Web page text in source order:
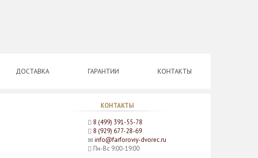
ДОСТАВКА ГАРАНТИИ КОНТАКТЫ
КОНТАКТЫ
8 (499) 391-55-78
8 (929) 677-28-69
info@farforoviy-dvorec.ru
Пн-Вс 9:00-19:00